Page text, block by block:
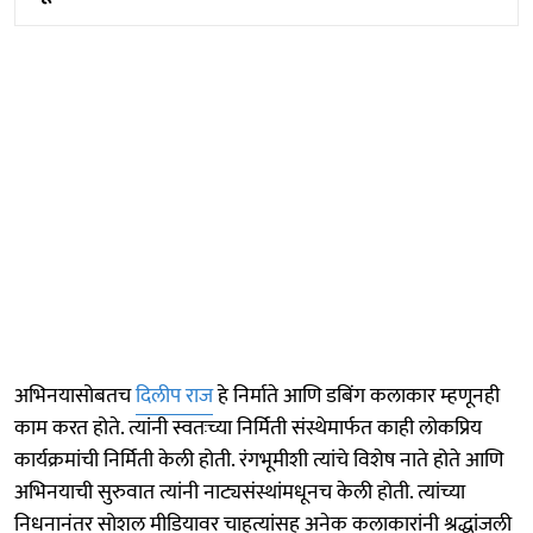
अभिनयासोबतचदिलीप राजहे निर्माते आणि डबिंग कलाकार म्हणूनही
काम करत होते. त्यांनी स्वतःच्या निर्मिती संस्थेमार्फत काही लोकप्रिय
कार्यक्रमांची निर्मिती केली होती. रंगभूमीशी त्यांचे विशेष नाते होते आणि
अभिनयाची सुरुवात त्यांनी नाट्यसंस्थांमधूनच केली होती. त्यांच्या
निधनानंतर सोशल मीडियावर चाहत्यांसह अनेक कलाकारांनी श्रद्धांजली